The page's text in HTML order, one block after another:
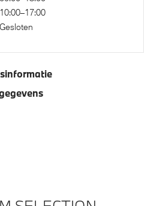
met automatische regeling
voorstoelen
10:00–17:00
Gesloten